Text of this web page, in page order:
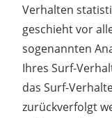
Verhalten
geschieht vor
sogenannten
Ihres Surf-
das Surf-
zurückverfolgt